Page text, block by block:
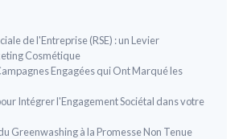
de l'Entreprise (RSE) : un Levier
Cosmétique
Engagées qui Ont Marqué les
Intégrer l'Engagement Sociétal dans votre
Greenwashing à la Promesse Non Tenue